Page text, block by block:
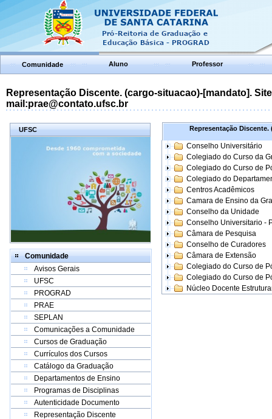
Comunidade Aluno Professor
Representação Discente. (cargo-situacao)-[mandato].
mail:prae@contato.ufsc.br
UFSC
Comunidade
Avisos Gerais
UFSC
PROGRAD
PRAE
SEPLAN
Comunicações a Comunidade
Cursos de Graduação
Currículos dos Cursos
Catálogo da Graduação
Departamentos de Ensino
Programas de Disciplinas
Autenticidade Documento
Representação Discente
Representação Discente.
Conselho Universitário
Colegiado do Curso da
Colegiado do Curso de
Colegiado do
Centros Acadêmicos
Camara de Ensino da
Conselho da Unidade
Conselho Universitario -
Câmara de Pesquisa
Conselho de Curadores
Câmara de Extensão
Colegiado do Curso de
Colegiado do Curso de
Núcleo Docente